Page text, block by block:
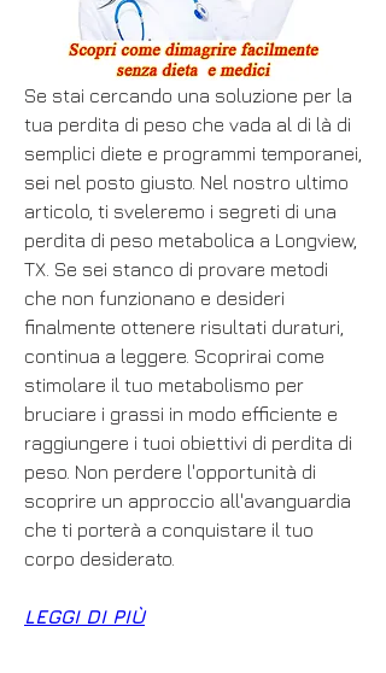
Se stai cercando una soluzione per la
tua perdita di peso che vada al di là di
semplici diete e programmi temporanei,
sei nel posto giusto. Nel nostro ultimo
articolo, ti sveleremo i segreti di una
perdita di peso metabolica a Longview,
TX. Se sei stanco di provare metodi
che non funzionano e desideri
finalmente ottenere risultati duraturi,
continua a leggere. Scoprirai come
stimolare il tuo metabolismo per
bruciare i grassi in modo efficiente e
raggiungere i tuoi obiettivi di perdita di
peso. Non perdere l'opportunità di
scoprire un approccio all'avanguardia
che ti porterà a conquistare il tuo
corpo desiderato.
LEGGI DI PIÙ